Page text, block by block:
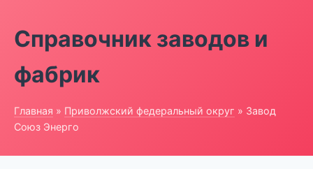
Справочник заводов и
фабрик
Главная » Приволжский федеральный округ » Завод
Союз Энерго